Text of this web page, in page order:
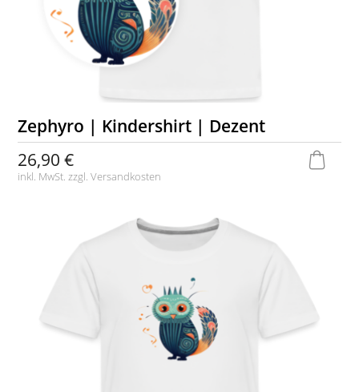
Zephyro | Kindershirt | Dezent
26,90 €
inkl. MwSt. zzgl.Versandkosten